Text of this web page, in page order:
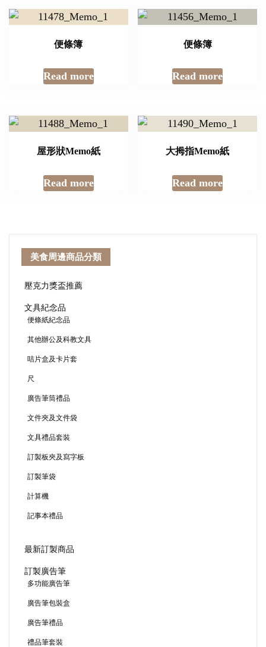
便條簿
Read more
便條簿
Read more
屋形狀Memo紙
Read more
大拇指Memo紙
Read more
美食周邊商品分類
壓克力獎盃推薦
文具紀念品
便條紙紀念品
其他辦公及科教文具
咭片盒及卡片套
尺
廣告筆筒禮品
文件夾及文件袋
文具禮品套裝
訂製板夾及寫字板
訂製筆袋
計算機
記事本禮品
最新訂製商品
訂製廣告筆
多功能廣告筆
廣告筆包裝盒
廣告筆禮品
禮品筆套裝